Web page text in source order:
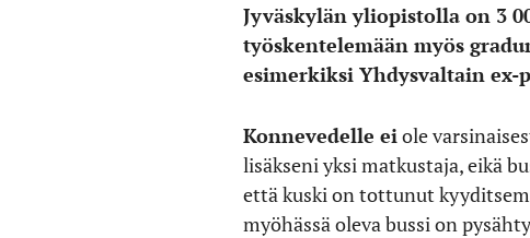
Jyväskylän yliopistolla on 3
työskentelemään myös
esimerkiksi Yhdysvaltain ex-
Konnevedelle ei ole
lisäkseni yksi matkustaja, eikä
että kuski on tottunut
myöhässä oleva bussi on